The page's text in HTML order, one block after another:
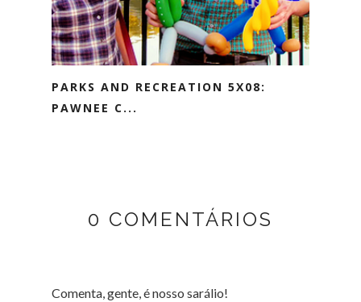
PARKS AND RECREATION 5X08:
PAWNEE C...
0 COMENTÁRIOS
Comenta, gente, é nosso sarálio!